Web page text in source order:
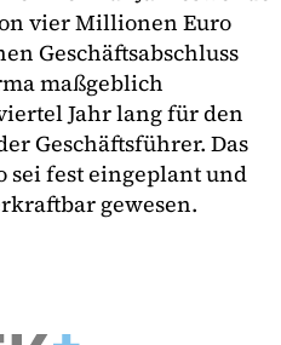
vier Millionen Euro
Geschäftsabschluss
maßgeblich
Jahr lang für den
Geschäftsführer. Das
sei fest eingeplant und
gewesen.